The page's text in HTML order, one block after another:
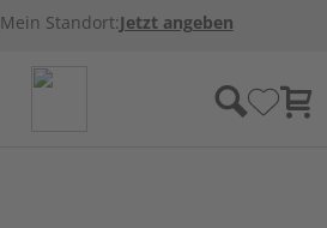
Mein Standort:Jetzt angeben